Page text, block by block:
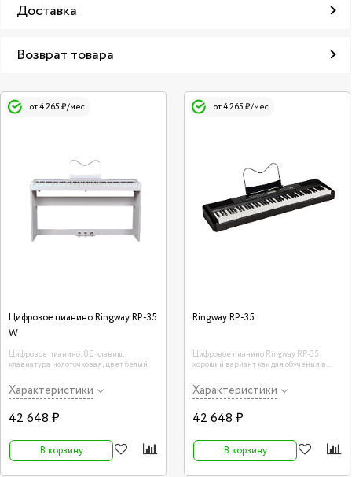
Доставка
Возврат товара
от 4 265 ₽/мес
Цифровое пианино Ringway RP-35
W
Цифровое пианино, 88 клавиш,
клавиатура молоточковая, цвет белый
Характеристики
42 648 ₽
В корзину
от 4 265 ₽/мес
Ringway RP-35
Цифровое пианино Ringway RP-35
хороший вариант как для обучения в
самостоятельного изучения музыке.
Характеристики
42 648 ₽
В корзину